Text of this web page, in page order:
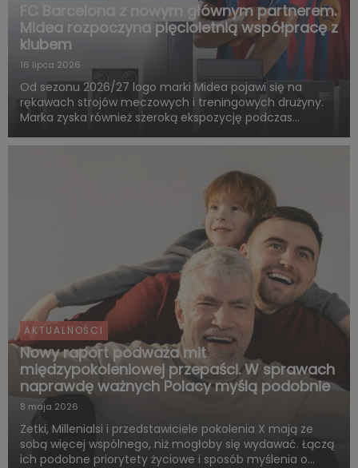
FC Barcelona z nowym głównym partnerem.
Midea rozpoczyna pięcioletnią współpracę z
klubem
16 lipca 2026
Od sezonu 2026/27 logo marki Midea pojawi się na
rękawach strojów meczowych i treningowych drużyny.
Marka zyska również szeroką ekspozycję podczas
współpraca obejmie także wspólne działania skierowane
AKTUALNOŚCI
Nowy raport podważa mit
międzypokoleniowej przepaści. W sprawach
naprawdę ważnych Polacy myślą podobnie
8 maja 2026
Zetki, Millenialsi i przedstawiciele pokolenia X mają ze
sobą więcej wspólnego, niż mogłoby się wydawać. Łączą
ich podobne priorytety życiowe i sposób myślenia o